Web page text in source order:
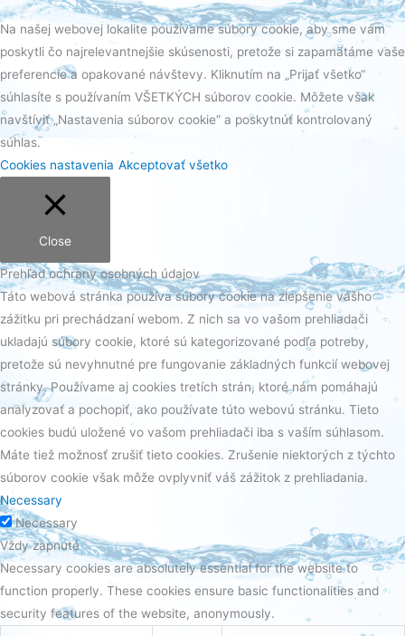
Na našej webovej lokalite používame súbory cookie, aby sme vám
poskytli čo najrelevantnejšie skúsenosti, pretože si zapamätáme vaše
preferencie a opakované návštevy. Kliknutím na „Prijať všetko“
súhlasíte s používaním VŠETKÝCH súborov cookie. Môžete však
navštíviť „Nastavenia súborov cookie“ a poskytnúť kontrolovaný
súhlas.
Cookies nastavenia Akceptovať všetko
Close
Prehľad ochrany osobných údajov
Táto webová stránka používa súbory cookie na zlepšenie vášho
zážitku pri prechádzaní webom. Z nich sa vo vašom prehliadači
ukladajú súbory cookie, ktoré sú kategorizované podľa potreby,
pretože sú nevyhnutné pre fungovanie základných funkcií webovej
stránky. Používame aj cookies tretích strán, ktoré nám pomáhajú
analyzovať a pochopiť, ako používate túto webovú stránku. Tieto
cookies budú uložené vo vašom prehliadači iba s vaším súhlasom.
Máte tiež možnosť zrušiť tieto cookies. Zrušenie niektorých z týchto
súborov cookie však môže ovplyvniť váš zážitok z prehliadania.
Necessary
Necessary
Vždy zapnuté
Necessary cookies are absolutely essential for the website to
function properly. These cookies ensure basic functionalities and
security features of the website, anonymously.